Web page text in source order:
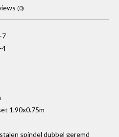
(0)
7
4
1.90x0.75m
spindel dubbel geremd